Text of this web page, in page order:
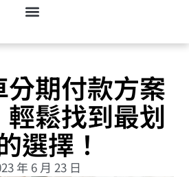
期付款方案
鬆找到最划
選擇！
年 6 月 23 日